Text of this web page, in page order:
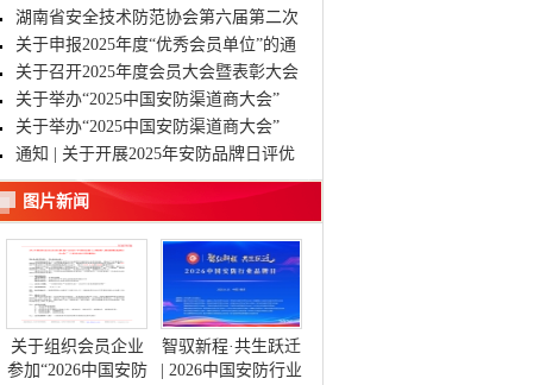
通知
湖南省安全技术防范协会第六届第二次
会员大会暨表彰大会
关于申报2025年度“优秀会员单位”的通
知
关于召开2025年度会员大会暨表彰大会
的通知
关于举办“2025中国安防渠道商大会”
（长沙站）的邀请函
关于举办“2025中国安防渠道商大会”
（长沙站）的邀请函
通知 | 关于开展2025年安防品牌日评优
活动的通知
图片新闻
关于组织会员企业
参加“2026中国安防
智驭新程·共生跃迁
| 2026中国安防行业